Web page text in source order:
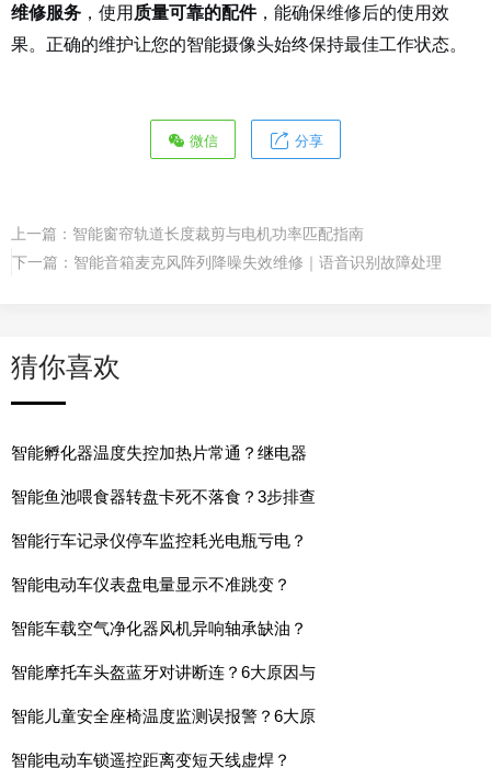
维修服务 ，使用质量可靠的配件，能确保维修后的使用效
果。正确的维护让您的智能摄像头始终保持最佳工作状态。
微信 分享
上一篇： 智能窗帘轨道长度裁剪与电机功率匹配指南
下一篇： 智能音箱麦克风阵列降噪失效维修｜语音识别故障处理
猜你喜欢
智能孵化器温度失控加热片常通？继电器
智能鱼池喂食器转盘卡死不落食？3步排查
智能行车记录仪停车监控耗光电瓶亏电？
智能电动车仪表盘电量显示不准跳变？
智能车载空气净化器风机异响轴承缺油？
智能摩托车头盔蓝牙对讲断连？6大原因与
智能儿童安全座椅温度监测误报警？6大原
智能电动车锁遥控距离变短天线虚焊？